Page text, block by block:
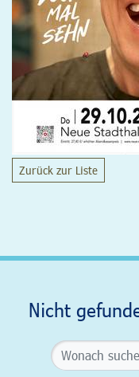
Zurück zur Liste
Nicht